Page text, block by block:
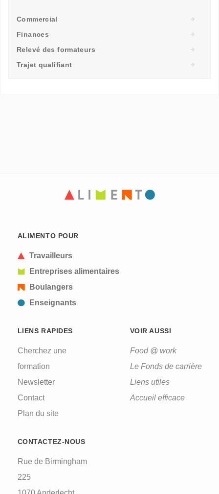
Commercial
Finances
Relevé des formateurs
Trajet qualifiant
ALIMENTO POUR
Travailleurs
Entreprises alimentaires
Boulangers
Enseignants
LIENS RAPIDES
Cherchez une
formation
Newsletter
Contact
Plan du site
VOIR AUSSI
Food @ work
Le Fonds de carrière
Liens utiles
Accueil efficace
CONTACTEZ-NOUS
Rue de Birmingham
225